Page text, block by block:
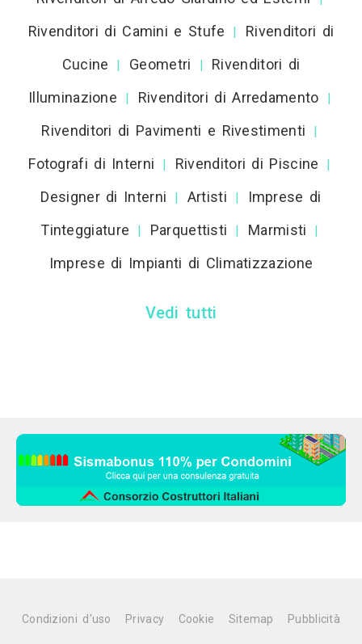
Rivenditori di Camini e Stufe |
Rivenditori di
Cucine
| Geometri |
Rivenditori di
Illuminazione
| Rivenditori di Arredamento |
Rivenditori di Pavimenti e Rivestimenti |
Fotografi di Interni | Rivenditori di Piscine |
Designer di Interni | Artisti |
Imprese di
Tinteggiature
| Parquettisti | Marmisti |
Imprese di Impianti di Climatizzazione
Vedi tutti
Condizioni d'uso Privacy Cookie Sitemap Pubblicità